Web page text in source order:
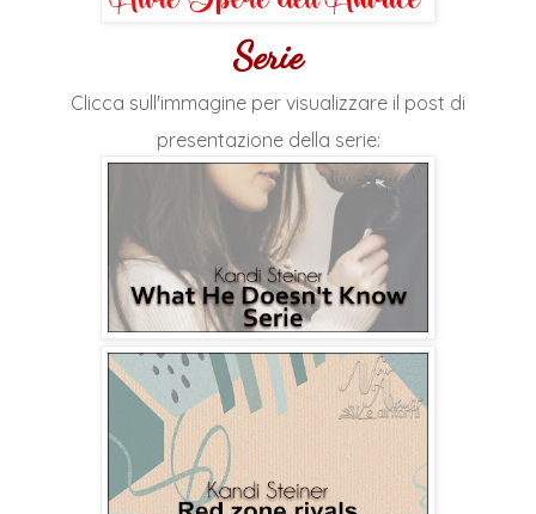
Serie
Clicca sull'immagine per visualizzare il post di
presentazione della serie: